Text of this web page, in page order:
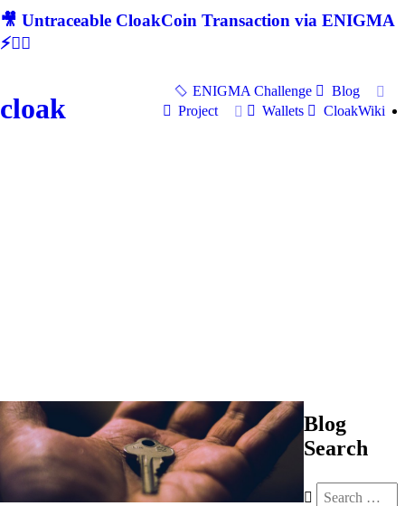
🎥 Untraceable CloakCoin Transaction via ENIGMA
⚡🕵‍♂
cloak
ENIGMA Challenge
Blog
Project
Wallets CloakWiki
Blog
Search